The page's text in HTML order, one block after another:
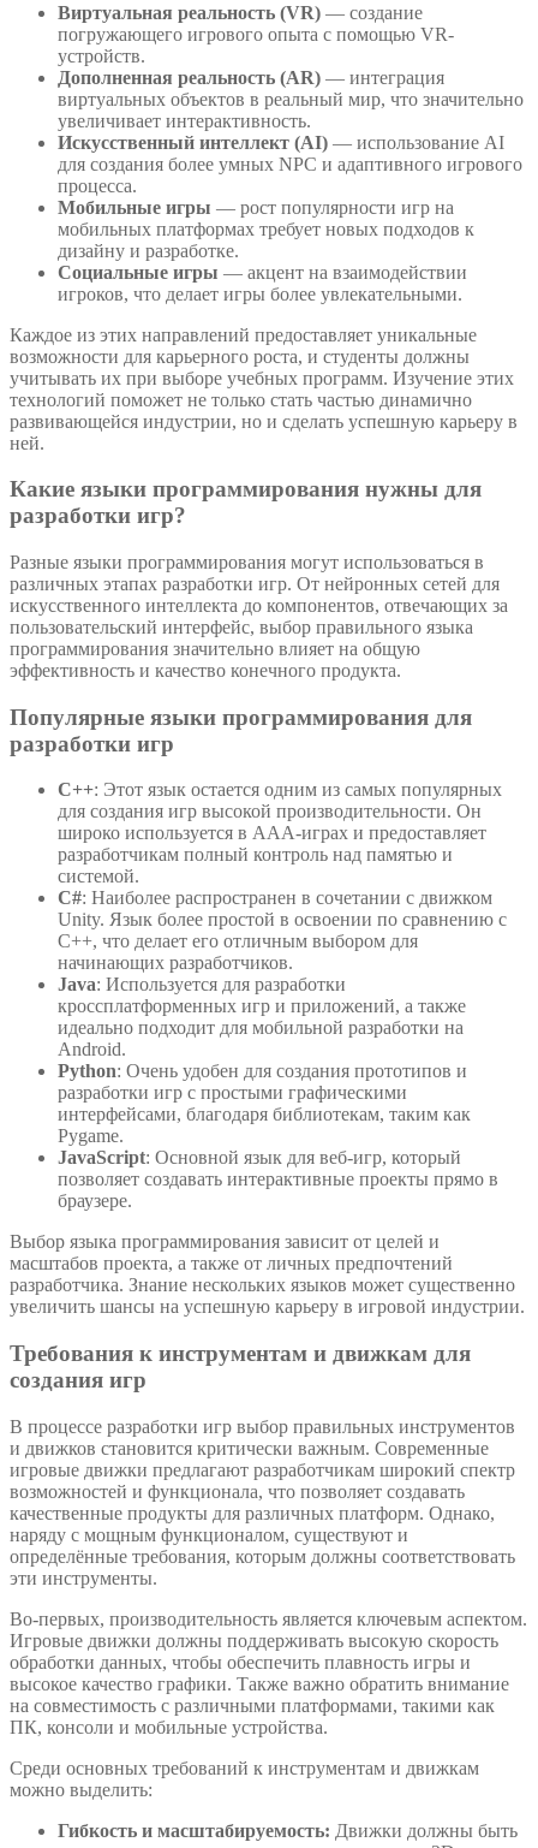
Виртуальная реальность (VR) — создание
погружающего игрового опыта с помощью VR-
устройств.
Дополненная реальность (AR) — интеграция
виртуальных объектов в реальный мир, что значительно
увеличивает интерактивность.
Искусственный интеллект (AI) — использование AI
для создания более умных NPC и адаптивного игрового
процесса.
Мобильные игры — рост популярности игр на
мобильных платформах требует новых подходов к
дизайну и разработке.
Социальные игры — акцент на взаимодействии
игроков, что делает игры более увлекательными.
Каждое из этих направлений предоставляет уникальные
возможности для карьерного роста, и студенты должны
учитывать их при выборе учебных программ. Изучение этих
технологий поможет не только стать частью динамично
развивающейся индустрии, но и сделать успешную карьеру в
ней.
Какие языки программирования нужны для
разработки игр?
Разные языки программирования могут использоваться в
различных этапах разработки игр. От нейронных сетей для
искусственного интеллекта до компонентов, отвечающих за
пользовательский интерфейс, выбор правильного языка
программирования значительно влияет на общую
эффективность и качество конечного продукта.
Популярные языки программирования для
разработки игр
C++: Этот язык остается одним из самых популярных
для создания игр высокой производительности. Он
широко используется в AAA-играх и предоставляет
разработчикам полный контроль над памятью и
системой.
C#: Наиболее распространен в сочетании с движком
Unity. Язык более простой в освоении по сравнению с
C++, что делает его отличным выбором для
начинающих разработчиков.
Java: Используется для разработки
кроссплатформенных игр и приложений, а также
идеально подходит для мобильной разработки на
Android.
Python: Очень удобен для создания прототипов и
разработки игр с простыми графическими
интерфейсами, благодаря библиотекам, таким как
Pygame.
JavaScript: Основной язык для веб-игр, который
позволяет создавать интерактивные проекты прямо в
браузере.
Выбор языка программирования зависит от целей и
масштабов проекта, а также от личных предпочтений
разработчика. Знание нескольких языков может существенно
увеличить шансы на успешную карьеру в игровой индустрии.
Требования к инструментам и движкам для
создания игр
В процессе разработки игр выбор правильных инструментов
и движков становится критически важным. Современные
игровые движки предлагают разработчикам широкий спектр
возможностей и функционала, что позволяет создавать
качественные продукты для различных платформ. Однако,
наряду с мощным функционалом, существуют и
определённые требования, которым должны соответствовать
эти инструменты.
Во-первых, производительность является ключевым аспектом.
Игровые движки должны поддерживать высокую скорость
обработки данных, чтобы обеспечить плавность игры и
высокое качество графики. Также важно обратить внимание
на совместимость с различными платформами, такими как
ПК, консоли и мобильные устройства.
Среди основных требований к инструментам и движкам
можно выделить:
Гибкость и масштабируемость: Движки должны быть